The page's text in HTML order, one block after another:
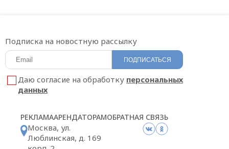
РЕКЛАМААРЕНДАТОРАМОБРАТНАЯ СВЯЗЬ
Москва, ул.
Люблинская, д. 169
Подписка на новостную рассылку
ПОДПИСАТЬСЯ
Даю согласие на обработку персональных
данных